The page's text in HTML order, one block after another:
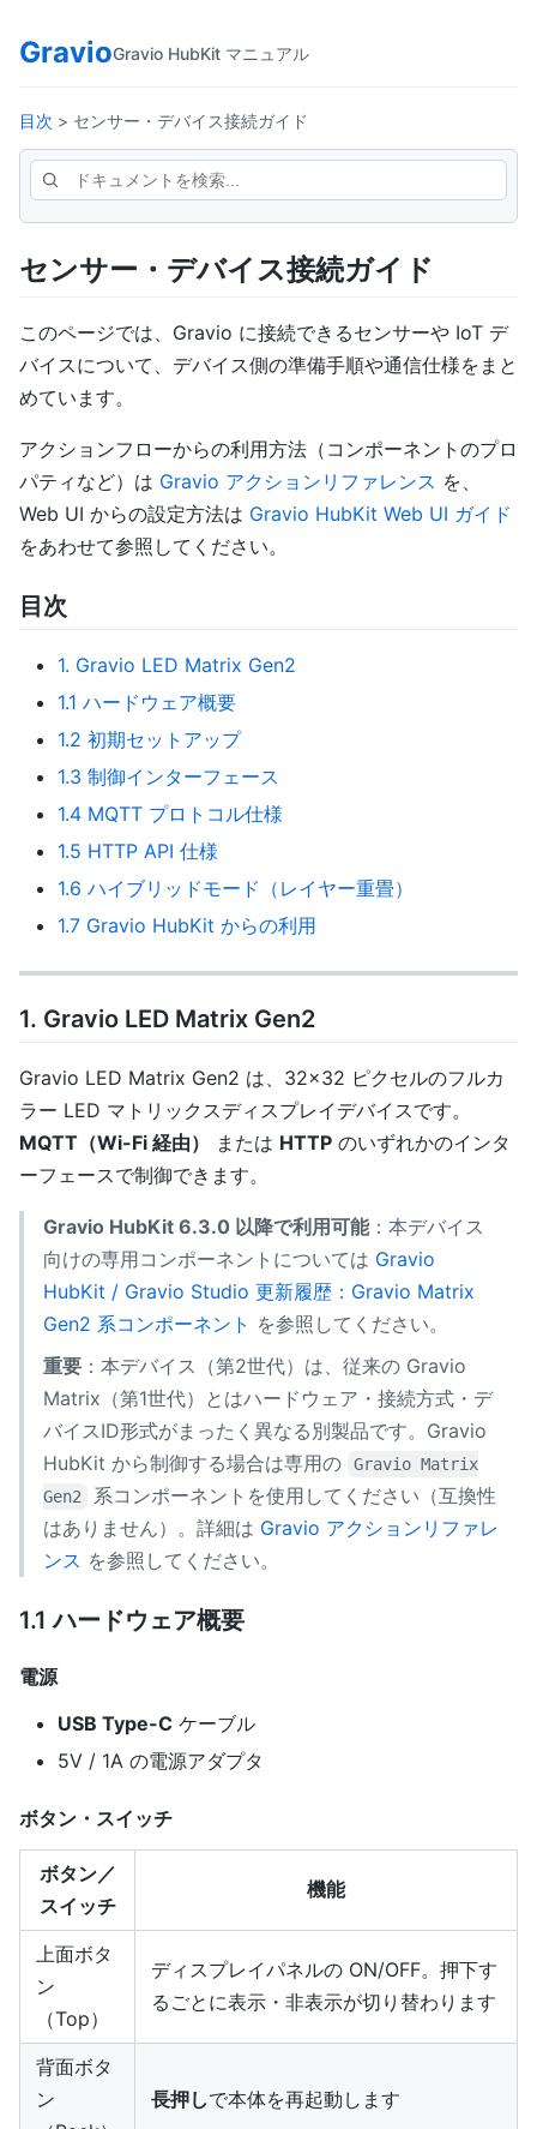
GravioGravio HubKit マニュアル
目次 > センサー・デバイス接続ガイド
センサー・デバイス接続ガイド
このページでは、Gravio に接続できるセンサーや IoT デ
バイスについて、デバイス側の準備手順や通信仕様をまと
めています。
アクションフローからの利用方法（コンポーネントのプロ
パティなど）は Gravio アクションリファレンス を、
Web UI からの設定方法は Gravio HubKit Web UI ガイド
をあわせて参照してください。
目次
1. Gravio LED Matrix Gen2
1.1 ハードウェア概要
1.2 初期セットアップ
1.3 制御インターフェース
1.4 MQTT プロトコル仕様
1.5 HTTP API 仕様
1.6 ハイブリッドモード（レイヤー重畳）
1.7 Gravio HubKit からの利用
1. Gravio LED Matrix Gen2
Gravio LED Matrix Gen2 は、32×32 ピクセルのフルカ
ラー LED マトリックスディスプレイデバイスです。
MQTT（Wi-Fi 経由）
または HTTP のいずれかのインタ
ーフェースで制御できます。
Gravio HubKit 6.3.0 以降で利用可能：本デバイス
向けの専用コンポーネントについては Gravio
HubKit / Gravio Studio 更新履歴：Gravio Matrix
Gen2 系コンポーネント を参照してください。
重要 ：本デバイス（第2世代）は、従来の Gravio
Matrix（第1世代）とはハードウェア・接続方式・デ
バイスID形式がまったく異なる別製品です。Gravio
HubKit から制御する場合は専用の
Gravio Matrix
Gen2
系コンポーネントを使用してください（互換性
はありません）。詳細は Gravio アクションリファレ
ンス を参照してください。
1.1 ハードウェア概要
電源
USB Type-C ケーブル
5V / 1A の電源アダプタ
ボタン・スイッチ
ボタン／
スイッチ
機能
上面ボタ
ン
（Top）
ディスプレイパネルの ON/OFF。押下す
るごとに表示・非表示が切り替わります
背面ボタ
ン
長押しで本体を再起動します